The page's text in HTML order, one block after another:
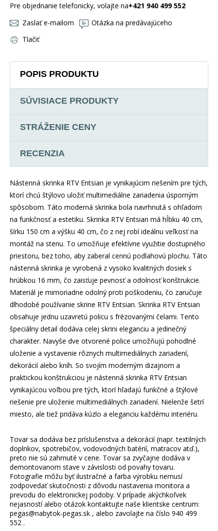
Pre objednanie telefonicky, volajte na+421 940 499 552
Zaslať e-mailom
Otázka na predávajúceho
Tlačiť
POPIS PRODUKTU
SÚVISIACE PRODUKTY
STRÁŽENIE CENY
RECENZIA
Nástenná skrinka RTV Entsian je vynikajúcim riešením pre tých,
ktorí chcú štýlovo uložiť multimediálne zariadenia úsporným
spôsobom. Táto moderná skrinka bola navrhnutá s ohľadom
na funkčnosť a estetiku. Skrinka RTV Entsian má hĺbku 40 cm,
šírku 150 cm a výšku 40 cm, čo z nej robí ideálnu veľkosť na
montáž na stenu. To umožňuje efektívne využitie dostupného
priestoru, bez toho, aby zaberal cennú podlahovú plochu. Táto
nástenná skrinka je vyrobená z vysoko kvalitných dosiek s
hrúbkou 16 mm, čo zaisťuje pevnosť a odolnosť konštrukcie.
Materiál je mimoriadne odolný proti poškodeniu, čo zaručuje
dlhodobé používanie skrine RTV Entsian. Skrinka RTV Entsian
obsahuje jednu uzavretú policu s frézovanými čelami. Tento
špeciálny detail dodáva celej skrini eleganciu a jedinečný
charakter. Navyše dve otvorené police umožňujú pohodlné
uloženie a vystavenie rôznych multimediálnych zariadení,
dekorácií alebo kníh. So svojím moderným dizajnom a
praktickou konštrukciou je nástenná skrinka RTV Entsian
vynikajúcou voľbou pre tých, ktorí hľadajú funkčné a štýlové
riešenie pre uloženie multimediálnych zariadení. Nielenže šetrí
miesto, ale tiež pridáva kúzlo a eleganciu každému interiéru.
Tovar sa dodáva bez príslušenstva a dekorácií (napr. textilných
doplnkov, spotrebičov, vodovodných batérií, matracov atď.),
preto nie sú zahrnuté v cene. Tovar sa zvyčajne dodáva v
demontovanom stave v závislosti od povahy tovaru.
Fotografie môžu byť ilustračné a farba výrobku nemusí
zodpovedať skutočnosti z dôvodu nastavenia monitora a
prevodu do elektronickej podoby. V prípade akýchkoľvek
nejasností alebo otázok kontaktujte naše klientske centrum:
pegas@nabytok-pegas.sk , alebo zavolajte na číslo 940 499
552 .